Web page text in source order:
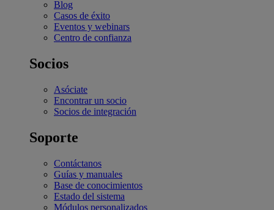
Blog
Casos de éxito
Eventos y webinars
Centro de confianza
Socios
Asóciate
Encontrar un socio
Socios de integración
Soporte
Contáctanos
Guías y manuales
Base de conocimientos
Estado del sistema
Módulos personalizados